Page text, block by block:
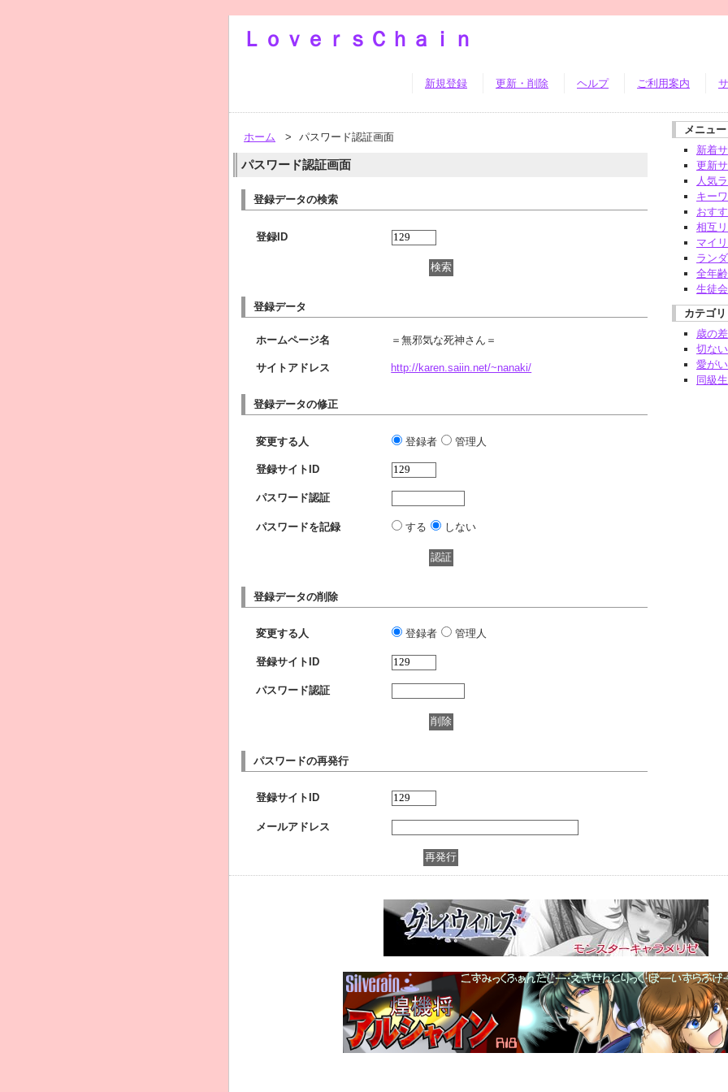
ＬｏｖｅｒｓＣｈａｉｎ
新規登録 更新・削除 ヘルプ ご利用案内
ホーム > パスワード認証画面
パスワード認証画面
登録データの検索
登録ID
登録データ
ホームページ名 ＝無邪気な死神さん＝
サイトアドレス http://karen.saiin.net/~nanaki/
登録データの修正
変更する人 登録者 管理人
登録サイトID
パスワード認証
パスワードを記録 する しない
登録データの削除
変更する人 登録者 管理人
登録サイトID
パスワード認証
パスワードの再発行
登録サイトID
メールアドレス
メニュー
新着
更新
人気
キー
おす
相互
マイ
ラン
全年
生徒
カテゴリ
歳の差
切な
愛が
同級